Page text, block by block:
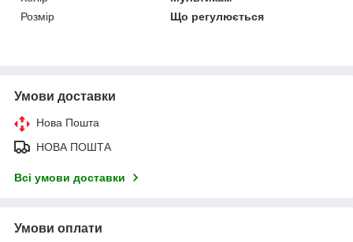
Розмір
Що регулюється
Умови доставки
Нова Пошта
НОВА ПОШТА
Всі умови доставки
Умови оплати